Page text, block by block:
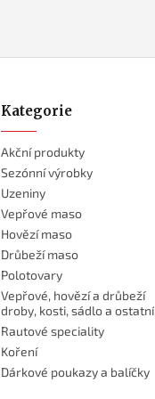
Kategorie
Akční produkty
Sezónní výrobky
Uzeniny
Vepřové maso
Hovězí maso
Drůbeží maso
Polotovary
Vepřové, hovězí a drůbeží
droby, kosti, sádlo a ostatní
Rautové speciality
Koření
Dárkové poukazy a balíčky